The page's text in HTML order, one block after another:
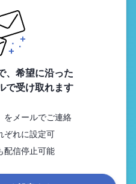
、希望に沿った
で受け取れます
をメールでご連絡
ぞれに設定可
配信停止可能